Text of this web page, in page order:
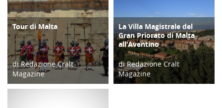
TURISMO
Tour di Malta
di Redazione Cralt
Magazine
18/04/26
ATTIVITÀ
La Villa Magistrale del
Gran Priorato di Malta
all'Aventino
di Redazione Cralt
Magazine